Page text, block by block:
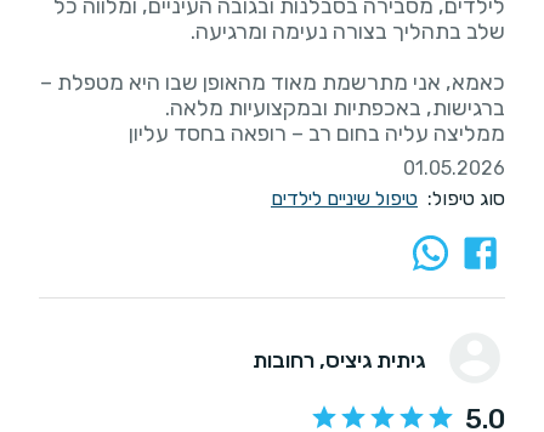
לילדים, מסבירה בסבלנות ובגובה העיניים, ומלווה כל
כאמא, אני מתרשמת מאוד מהאופן שבו היא מטפלת –
ממליצה עליה בחום רב – רופאה בחסד עליון
01.05.2026
סוג טיפול: טיפול שיניים לילדים
גיתית גיציס, רחובות
5.0